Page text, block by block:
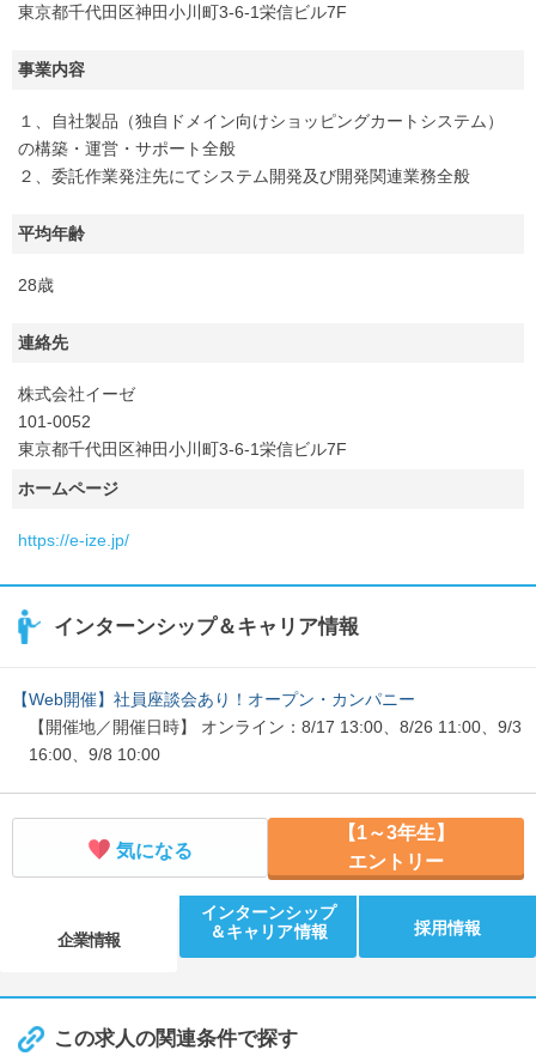
東京都千代田区神田小川町3-6-1栄信ビル7F
事業内容
１、自社製品（独自ドメイン向けショッピングカートシステム）
の構築・運営・サポート全般
２、委託作業発注先にてシステム開発及び開発関連業務全般
平均年齢
28歳
連絡先
株式会社イーゼ
101-0052
東京都千代田区神田小川町3-6-1栄信ビル7F
ホームページ
https://e-ize.jp/
インターンシップ＆キャリア情報
【Web開催】社員座談会あり！オープン・カンパニー
【開催地／開催日時】 オンライン：8/17 13:00、8/26 11:00、9/3
16:00、9/8 10:00
気になる
【1～3年生】
エントリー
企業情報
インターンシップ
＆キャリア情報
採用情報
この求人の関連条件で探す